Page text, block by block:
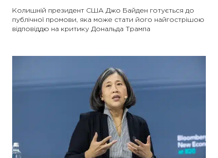
Колишній президент США Джо Байден готується до
публічної промови, яка може стати його найгострішою
відповіддю на критику Дональда Трампа